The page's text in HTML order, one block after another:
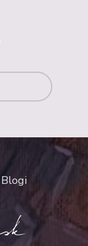
Blogi